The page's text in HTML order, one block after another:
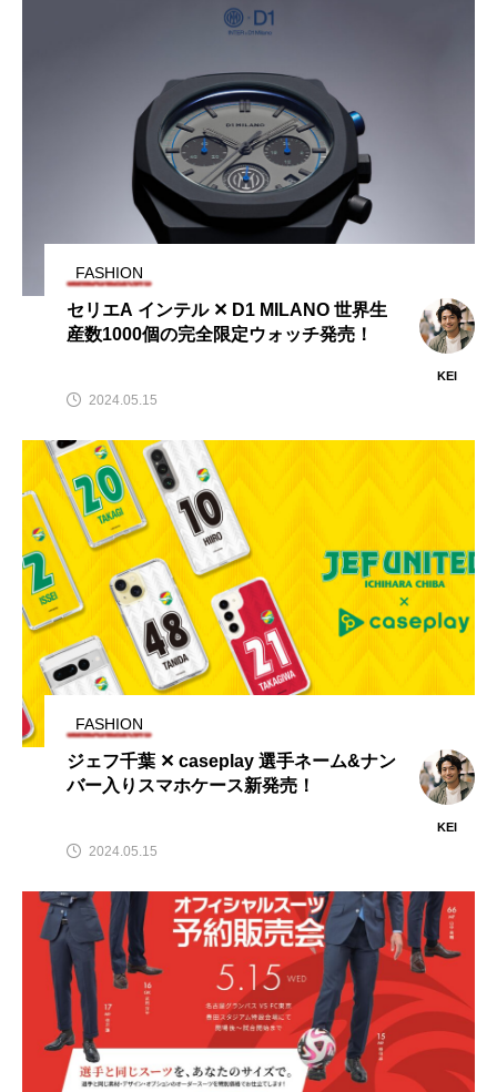
FASHION
セリエA インテル ✕ D1 MILANO 世界生
産数1000個の完全限定ウォッチ発売！
KEI
2024.05.15
FASHION
ジェフ千葉 ✕ caseplay 選手ネーム&ナン
バー入りスマホケース新発売！
KEI
2024.05.15